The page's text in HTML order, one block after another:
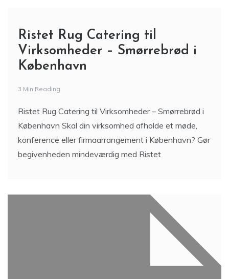
Ristet Rug Catering til
Virksomheder – Smørrebrød i
København
3 Min Reading
Ristet Rug Catering til Virksomheder – Smørrebrød i
København Skal din virksomhed afholde et møde,
konference eller firmaarrangement i København? Gør
begivenheden mindeværdig med Ristet